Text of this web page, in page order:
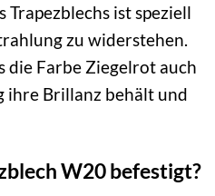
Trapezblechs ist speziell
zu widerstehen.
die Farbe Ziegelrot auch
ihre Brillanz behält und
W20 befestigt?